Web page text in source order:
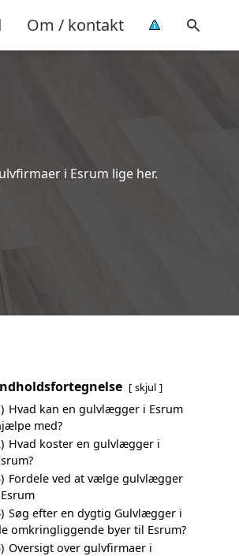
Om / kontakt
i Esrum lige her.
skjul
Hvad kan en gulvlægger i Esrum
med?
Hvad koster en gulvlægger i
Fordele ved at vælge gulvlægger
Søg efter en dygtig Gulvlægger i
omkringliggende byer til Esrum?
Oversigt over gulvfirmaer i